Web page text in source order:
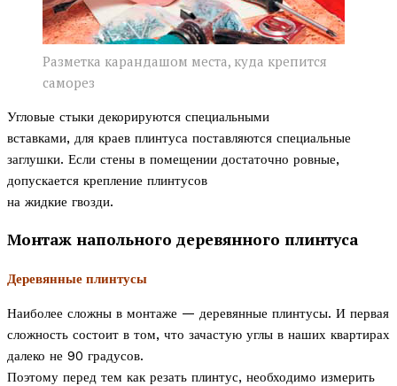
Разметка карандашом места, куда крепится
саморез
Угловые стыки декорируются специальными
вставками, для краев плинтуса поставляются специальные
заглушки. Если стены в помещении достаточно ровные,
допускается крепление плинтусов
на жидкие гвозди.
Монтаж напольного деревянного плинтуса
Деревянные плинтусы
Наиболее сложны в монтаже — деревянные плинтусы. И первая
сложность состоит в том, что зачастую углы в наших квартирах
далеко не 90 градусов.
Поэтому перед тем как резать плинтус, необходимо измерить